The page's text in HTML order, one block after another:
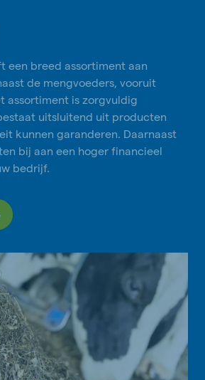
een breed assortiment aan
de mengvoeders, vooruit
assortiment is zorgvuldig
uitsluitend uit producten
kunnen garanderen. Daarnaast
bij aan een hoger financieel
bedrijf.